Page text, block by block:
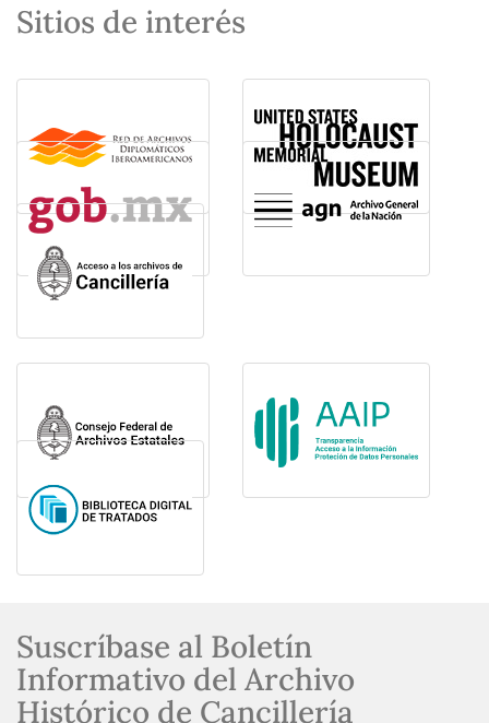
Sitios de interés
Suscríbase al Boletín
Informativo del Archivo
Histórico de Cancillería